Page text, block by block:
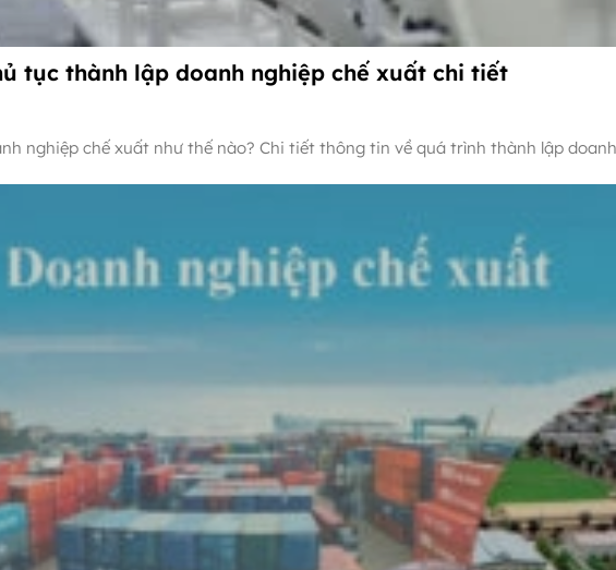
tục thành lập doanh nghiệp chế xuất chi tiết
nghiệp chế xuất như thế nào? Chi tiết thông tin về quá trình thành lập